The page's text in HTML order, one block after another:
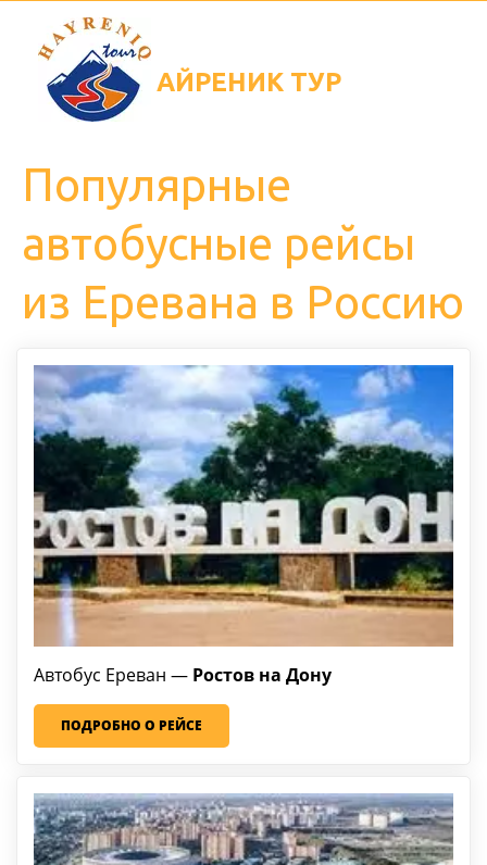
АЙРЕНИК ТУР
Популярные
автобусные рейсы
из Еревана в Россию
Автобус Ереван — Ростов на Дону
ПОДРОБНО О РЕЙСЕ